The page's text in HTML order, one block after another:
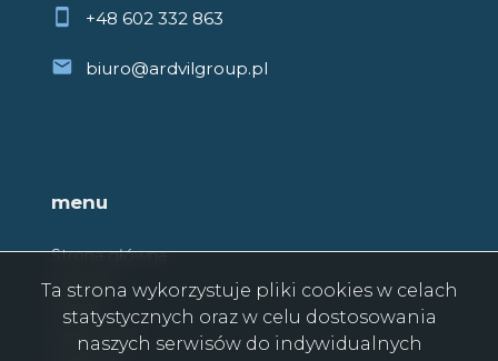
+48 602 332 863
biuro@ardvilgroup.pl
menu
Strona główna
O firmie
Oferty
Ta strona wykorzystuje pliki cookies w celach
statystycznych oraz w celu dostosowania
naszych serwisów do indywidualnych